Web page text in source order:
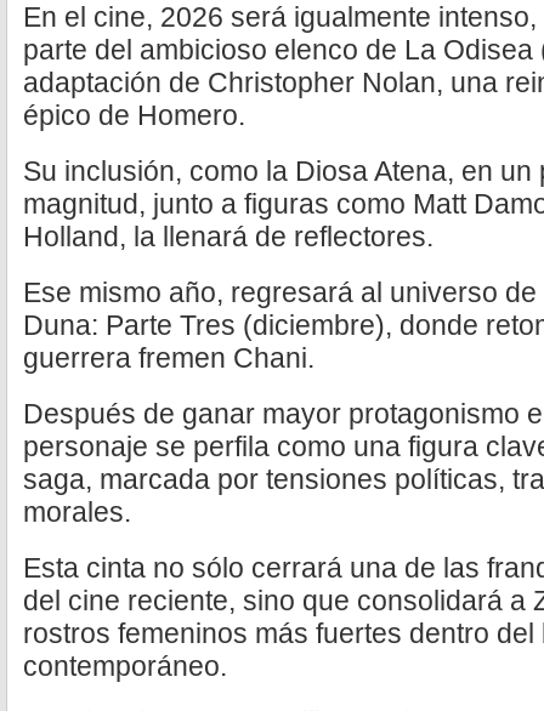
En el cine, 2026 será igualmente
parte del ambicioso elenco de La Odisea
adaptación de Christopher Nolan, una
épico de Homero.
Su inclusión, como la Diosa Atena, en
magnitud, junto a figuras como Matt
Holland, la llenará de reflectores.
Ese mismo año, regresará al universo
Duna: Parte Tres (diciembre), donde
guerrera fremen Chani.
Después de ganar mayor protagonismo
personaje se perfila como una figura
saga, marcada por tensiones políticas,
morales.
Esta cinta no sólo cerrará una de las
del cine reciente, sino que consolidará a
rostros femeninos más fuertes dentro
contemporáneo.